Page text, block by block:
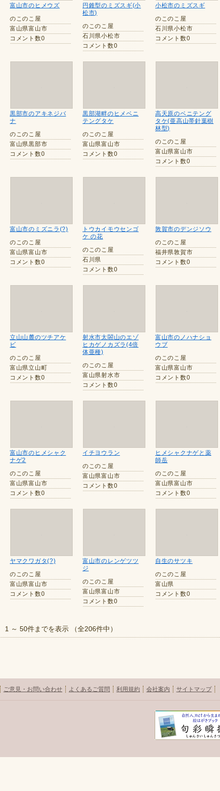
富山市のヒメウズ
のこのこ屋
富山県富山市
コメント数0
円錐型のミズスギ(小
松市)
のこのこ屋
石川県小松市
コメント数0
小松市のミズスギ
のこのこ屋
石川県小松市
コメント数0
黒部市のアキネジバ
ナ
のこのこ屋
富山県黒部市
コメント数0
黒部湖畔のヒメベニ
テングタケ
のこのこ屋
富山県富山市
コメント数0
高天原のベニテング
タケ(亜高山帯針葉樹
林型)
のこのこ屋
富山県富山市
コメント数0
富山市のミズニラ(?)
のこのこ屋
富山県富山市
コメント数0
トウカイモウセンゴ
ケ の花
のこのこ屋
石川県
コメント数0
敦賀市のデンジソウ
のこのこ屋
福井県敦賀市
コメント数0
立山山麓のツチアケ
ビ
のこのこ屋
富山県立山町
コメント数0
射水市太閤山のエゾ
ヒカゲノカズラ(4倍
体亜種)
のこのこ屋
富山県射水市
コメント数0
富山市のノハナショ
ウブ
のこのこ屋
富山県富山市
コメント数0
富山市のヒメシャク
ナゲ2
のこのこ屋
富山県富山市
コメント数0
イチヨウラン
のこのこ屋
富山県富山市
コメント数0
ヒメシャクナゲと薬
師岳
のこのこ屋
富山県富山市
コメント数0
ヤマクワガタ(?)
のこのこ屋
富山県富山市
コメント数0
富山市のレンゲツツ
ジ
のこのこ屋
富山県富山市
コメント数0
自生のサツキ
のこのこ屋
富山県
コメント数0
1 ～ 50件までを表示 （全206件中）
ご意見・お問い合わせ よくあるご質問 利用規約 会社案内 サイトマップ